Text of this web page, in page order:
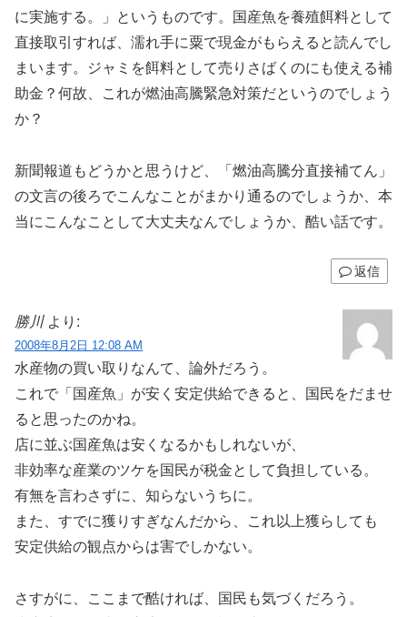
に実施する。」というものです。国産魚を養殖餌料として
直接取引すれば、濡れ手に粟で現金がもらえると読んでし
まいます。ジャミを餌料として売りさばくのにも使える補
助金？何故、これが燃油高騰緊急対策だというのでしょう
か？
新聞報道もどうかと思うけど、「燃油高騰分直接補てん」
の文言の後ろでこんなことがまかり通るのでしょうか、本
当にこんなことして大丈夫なんでしょうか、酷い話です。
返信
勝川 より:
2008年8月2日 12:08 AM
水産物の買い取りなんて、論外だろう。
これで「国産魚」が安く安定供給できると、国民をだませ
ると思ったのかね。
店に並ぶ国産魚は安くなるかもしれないが、
非効率な産業のツケを国民が税金として負担している。
有無を言わさずに、知らないうちに。
また、すでに獲りすぎなんだから、これ以上獲らしても
安定供給の観点からは害でしかない。
さすがに、ここまで酷ければ、国民も気づくだろう。